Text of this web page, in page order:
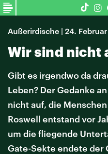
Außerirdische | 24.
Wir sind nicht
Gibt es irgendwo da
Leben? Der Gedanke
nicht auf, die
Roswell entstand vor
um die fliegende
Gate-Sekte endete der